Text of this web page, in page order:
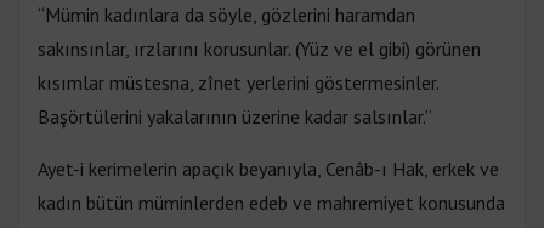
“Mümin kadınlara da söyle, gözlerini haramdan
sakınsınlar, ırzlarını korusunlar. (Yüz ve el gibi) görünen
kısımlar müstesna, zînet yerlerini göstermesinler.
Başörtülerini yakalarının üzerine kadar salsınlar.”
Ayet-i kerimelerin apaçık beyanıyla, Cenâb-ı Hak, erkek ve
kadın bütün müminlerden edeb ve mahremiyet konusunda